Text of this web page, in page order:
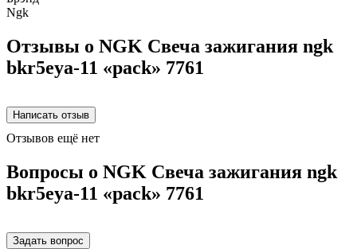
Ngk
Отзывы о NGK Свеча зажигания ngk
bkr5eya-11 «pack» 7761
Отзывов ещё нет
Вопросы о NGK Свеча зажигания ngk
bkr5eya-11 «pack» 7761